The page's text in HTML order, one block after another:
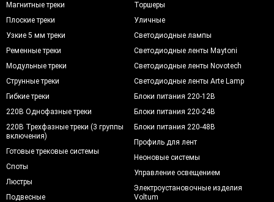
Магнитные треки
Плоские треки
Узкие 5 мм треки
Ременные треки
Модульные треки
Струнные треки
Гибкие треки
220В Однофазные треки
220В Трехфазные треки (3 группы
включения)
Готовые трековые системы
Споты
Люстры
Подвесные
Торшеры
Уличные
Светодиодные лампы
Светодиодные ленты Maytoni
Светодиодные ленты Novotech
Светодиодные ленты Arte Lamp
Блоки питания 220-12В
Блоки питания 220-24В
Блоки питания 220-48В
Профиль для лент
Неоновые системы
Управление освещением
Электроустановочные изделия
Voltum